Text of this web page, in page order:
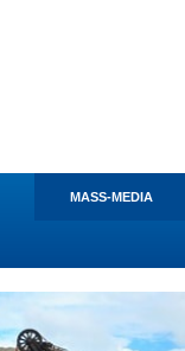
MASS-MEDIA